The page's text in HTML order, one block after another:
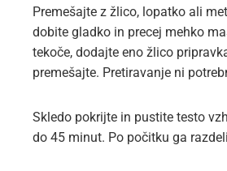
Premešajte z žlico, lopatko ali
dobite gladko in precej mehko
tekoče, dodajte eno žlico
premešajte. Pretiravanje ni
Skledo pokrijte in pustite testo
do 45 minut. Po počitku ga